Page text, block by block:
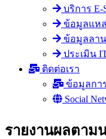
บริการ E-
ข้อมูลแหล่
ข้อมูลลา
ประเมิน
ติดต่อเรา
ข้อมูลกา
Social
รายงานผลตาม